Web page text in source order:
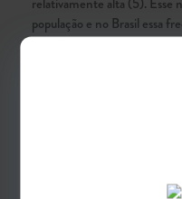
população e no Brasil essa
a cada 37 pessoas (6).